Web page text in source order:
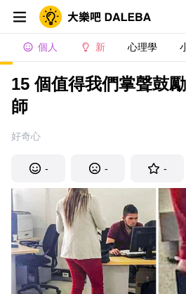
個人 新 心理學
15 個值得我們掌聲鼓
師
好奇心
- - -